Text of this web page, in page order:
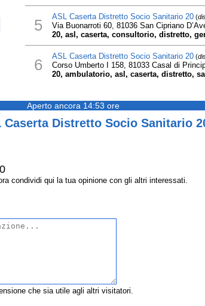
5 ASL Caserta Distretto Socio Sanitario 20(
Via Buonarroti 60, 81036 San Cipriano
20, asl, caserta, consultorio, distretto,
6 ASL Caserta Distretto Socio Sanitario 20(
Corso Umberto I 158, 81033 Casal di
20, ambulatorio, asl, caserta, distretto,
Aperto ancora 14:53 ore
Distretto Socio Sanitario
condividi qui la tua opinione con gli altri interessati.
che sia utile agli altri visitatori.